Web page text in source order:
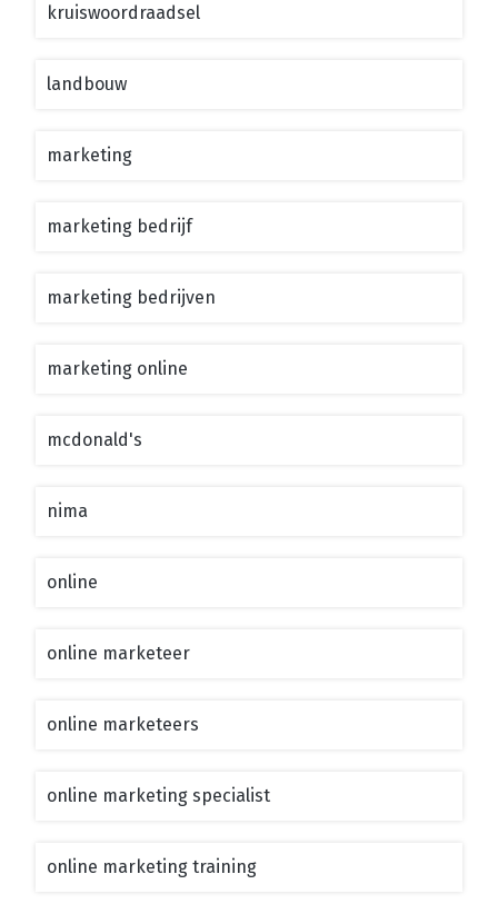
kruiswoordraadsel
landbouw
marketing
marketing bedrijf
marketing bedrijven
marketing online
mcdonald's
nima
online
online marketeer
online marketeers
online marketing specialist
online marketing training